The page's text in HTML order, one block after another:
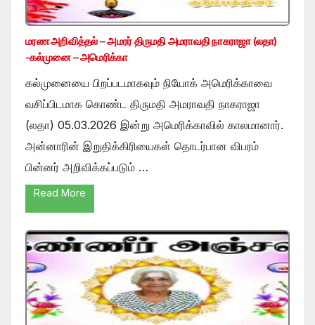
மரண அறிவித்தல் – அமரர் திருமதி அமராவதி நாகராஜா (லதா)
-கல்முனை – அமெரிக்கா
கல்முனையை பிறப்படமாகவும் நியோக் அமெரிக்காவை
வசிப்பிடமாக கொண்ட திருமதி அமராவதி நாகராஜா
(லதா) 05.03.2026 இன்று அமெரிக்காவில் காலமானார்.
அன்னாரின் இறுதிக்கிரியைகள் தொடர்பான விபரம்
பின்னர் அறிவிக்கப்படும் …
Read More